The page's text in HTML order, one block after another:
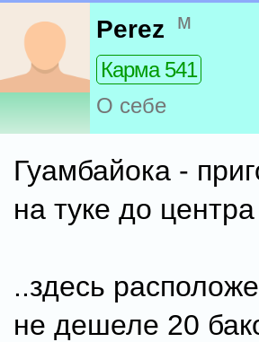
Perez м
Карма 541
О себе
Гуамбайока -
на туке до
..здесь
не дешеле 20